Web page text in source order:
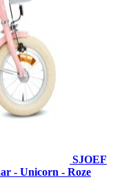
SJOEF
- Unicorn - Roze